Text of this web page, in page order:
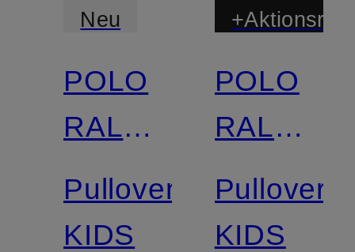
Neu
POLO
RALPH
LAUREN
Pullover
KIDS
POLO
RALPH
LAUREN
Pullover
KIDS